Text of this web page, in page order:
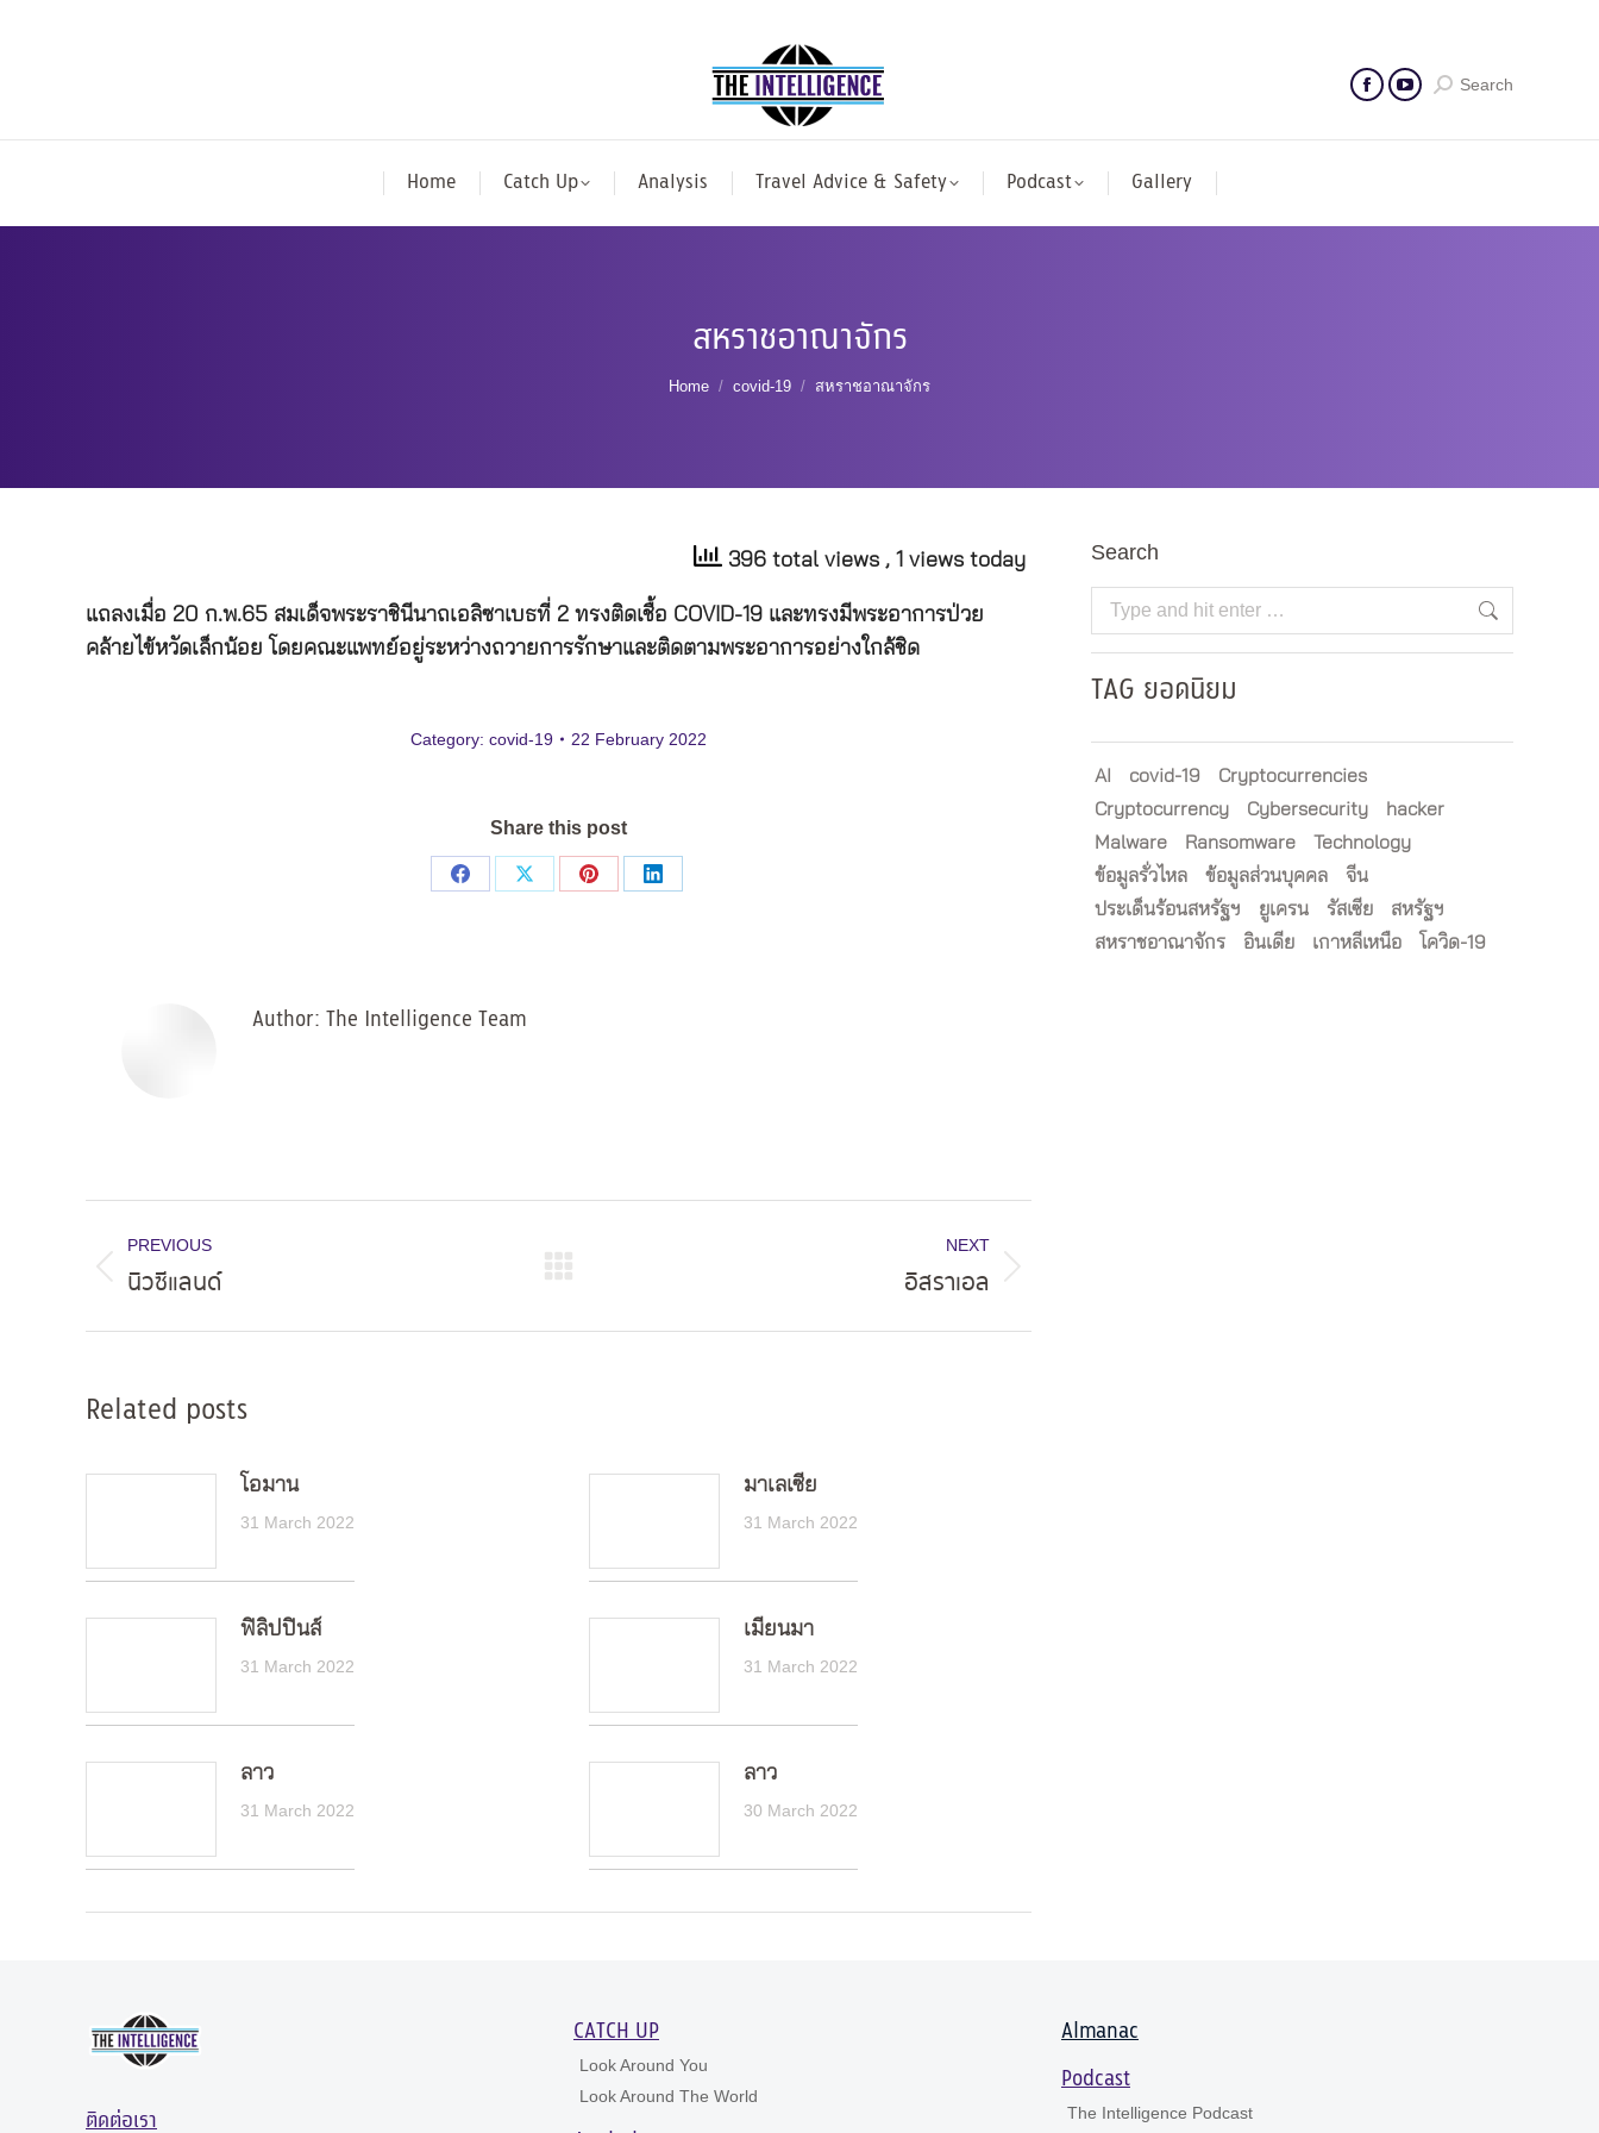
Search
Home Catch Up Analysis Travel Advice & Safety Podcast Gallery
สหราชอาณาจักร
You are here:
Home covid-19 สหราชอาณาจักร
396 total views , 1 views today
แถลงเมื่อ 20 ก.พ.65 สมเด็จพระราชินีนาถเอลิซาเบธที่ 2 ทรงติดเชื้อ COVID-19 และทรงมีพระอาการป่วย
คล้ายไข้หวัดเล็กน้อย โดยคณะแพทย์อยู่ระหว่างถวายการรักษาและติดตามพระอาการอย่างใกล้ชิด
Category: covid-19 22 February 2022
Share this post
Share
Share
Share
Share
Author: The Intelligence Team
navigation
PREVIOUS
Previous
นิวซีแลนด์
NEXT
อิสราเอล
Related posts
โอมาน
31 March 2022
มาเลเซีย
31 March 2022
ฟิลิปปินส์
31 March 2022
เมียนมา
31 March 2022
ลาว
31 March 2022
ลาว
30 March 2022
Search
Search:
TAG ยอดนิยม
AI covid-19
Cryptocurrencies
Cryptocurrency
Cybersecurity
hacker
Malware
Ransomware
Technology
ข้อมูลรั่วไหล
ข้อมูลส่วนบุคคล
จีน
ประเด็นร้อนสหรัฐฯ
ยูเครน รัสเซีย
สหรัฐฯ
สหราชอาณาจักร
อินเดีย เกาหลีเหนือ โควิด-19
ติดต่อเรา
CATCH UP
Look Around You
Look Around The World
Almanac
Podcast
The Intelligence Podcast